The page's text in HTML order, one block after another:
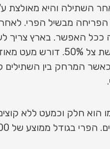
השתילה והיא מאולצת
מבשיל הפרי.
ככל האפשר. בארץ צריך